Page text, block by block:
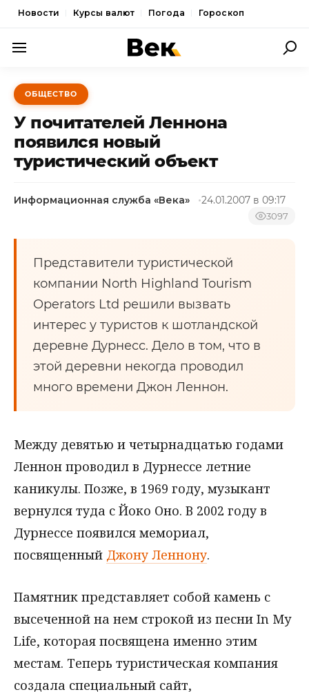
Новости Курсы валют Погода Гороскоп
ПОЛИТИКА
ЭКОНОМИКА
ОБЩЕСТВО
СПОРТ
ОБЩЕСТВО
У почитателей Леннона
появился новый
туристический объект
Информационная служба «Века» 24.01.2007 в 09:17
3097
Представители туристической
компании North Highland Tourism
Operators Ltd решили вызвать
интерес у туристов к шотландской
деревне Дурнесс. Дело в том, что в
этой деревни некогда проводил
много времени Джон Леннон.
Между девятью и четырнадцатью годами
Леннон проводил в Дурнессе летние
каникулы. Позже, в 1969 году, музыкант
вернулся туда с Йоко Оно. В 2002 году в
Дурнессе появился мемориал,
посвященный Джону Леннону.
Памятник представляет собой камень с
высеченной на нем строкой из песни In My
Life, которая посвящена именно этим
местам. Теперь туристическая компания
создала специальный сайт,